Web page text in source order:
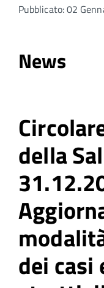
Pubblicato: 02
News
della
dei casi